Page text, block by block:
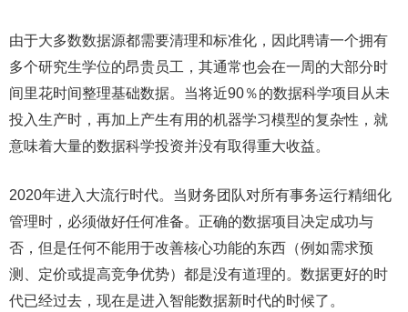
由于大多数数据源都需要清理和标准化，因此聘请一个拥有
多个研究生学位的昂贵员工，其通常也会在一周的大部分时
间里花时间整理基础数据。当将近90％的数据科学项目从未
投入生产时，再加上产生有用的机器学习模型的复杂性，就
意味着大量的数据科学投资并没有取得重大收益。
2020年进入大流行时代。当财务团队对所有事务运行精细化
管理时，必须做好任何准备。正确的数据项目决定成功与
否，但是任何不能用于改善核心功能的东西（例如需求预
测、定价或提高竞争优势）都是没有道理的。数据更好的时
代已经过去，现在是进入智能数据新时代的时候了。